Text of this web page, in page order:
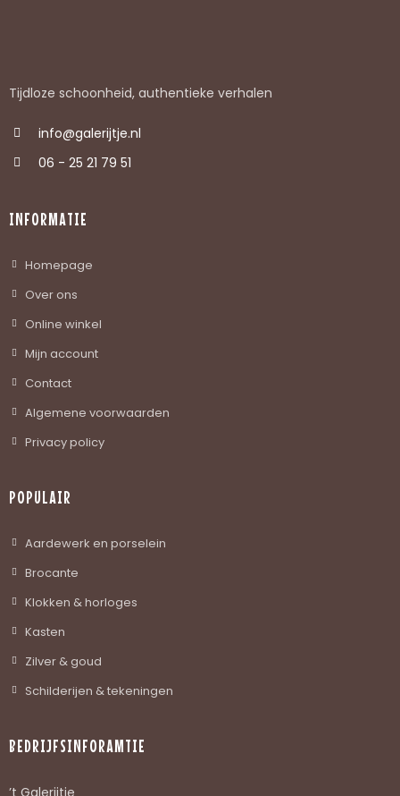
Tijdloze schoonheid, authentieke verhalen
info@galerijtje.nl
06 - 25 21 79 51
INFORMATIE
Homepage
Over ons
Online winkel
Mijn account
Contact
Algemene voorwaarden
Privacy policy
POPULAIR
Aardewerk en porselein
Brocante
Klokken & horloges
Kasten
Zilver & goud
Schilderijen & tekeningen
BEDRIJFSINFORAMTIE
’t Galerijtje